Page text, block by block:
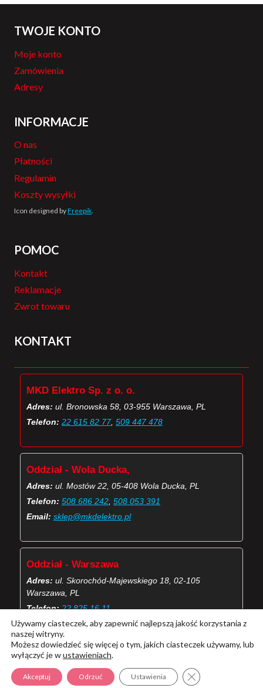
TWOJE KONTO
Moje konto
Zamówienia
Adresy
INFORMACJE
O nas
Płatności
Regulamin
Koszty wysyłki
Icon designed byFreepik.
POMOC
Kontakt
Reklamacje
Zwrot towaru
KONTAKT
MKD Elektro Sp. z o. o.
Adres: ul. Bronowska 58, 03-955 Warszawa, PL
Telefon: 22 615 82 77, 509 447 478
Oddział - Wola Ducka,
Adres: ul. Mostów 22, 05-408 Wola Ducka, PL
Telefon: 508 686 242 508 053 391
Email: sklep@mkdelektro.pl
Oddział - Warszawa
Adres: ul. Skorochód-Majewskiego 18, 02-105
Warszawa, PL
Telefon: 22 825 16 11
Email: skorochod@mkdelektro.pl
(Więcej o kontaktach MKD Elektro)
Używamy ciasteczek, aby zapewnić najlepszą jakość korzystania z
naszej witryny.
Możesz dowiedzieć się więcej o tym, jakich ciasteczek używamy, lub
wyłączyć je wustawieniach.
Akceptuj Odrzuć Ustawienia Zamknij panel